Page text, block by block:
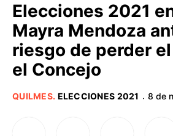
BUENOS AIRES
PROVINCIAS
Elecciones 2021
Mayra Mendoza
riesgo de perder
el Concejo
QUILMES. ELECCIONES 2021 · 8 de